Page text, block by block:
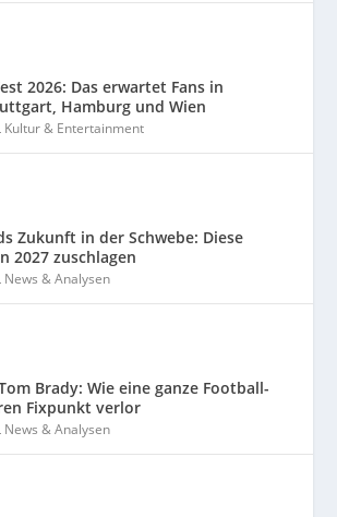
2026: Das erwartet Fans in
Hamburg und Wien
Kultur & Entertainment
Zukunft in der Schwebe: Diese
2027 zuschlagen
News & Analysen
Brady: Wie eine ganze Football-
Fixpunkt verlor
News & Analysen